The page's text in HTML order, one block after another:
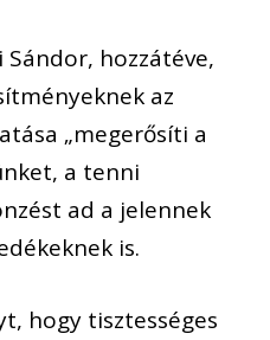
hozzátéve,
az
„megerősíti a
a tenni
ad a jelennek
is.
hogy tisztességes